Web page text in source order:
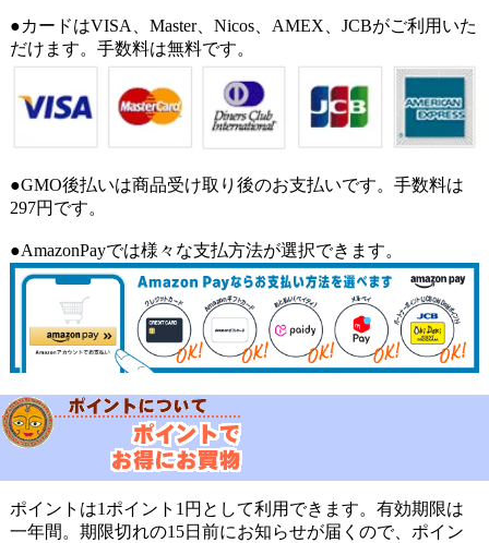
●カードはVISA、Master、Nicos、AMEX、JCBがご利用いた
だけます。手数料は無料です。
●GMO後払いは商品受け取り後のお支払いです。手数料は
297円です。
●AmazonPayでは様々な支払方法が選択できます。
ポイントは1ポイント1円として利用できます。有効期限は
一年間。期限切れの15日前にお知らせが届くので、ポイン